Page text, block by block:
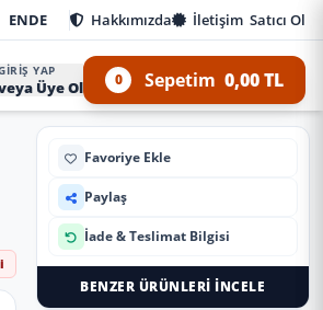
ENDE Hakkımızda İletişim Satıcı Ol
YAP
Üye Ol 0 Sepetim 0,00 TL
Favoriye Ekle
Paylaş
İade & Teslimat Bilgisi
BENZER ÜRÜNLERI İNCELE